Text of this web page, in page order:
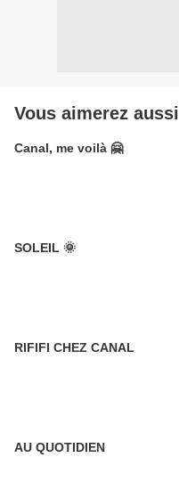
Vous aimerez aussi
Canal, me voilà 🤗
SOLEIL 🌞
RIFIFI CHEZ CANAL
AU QUOTIDIEN